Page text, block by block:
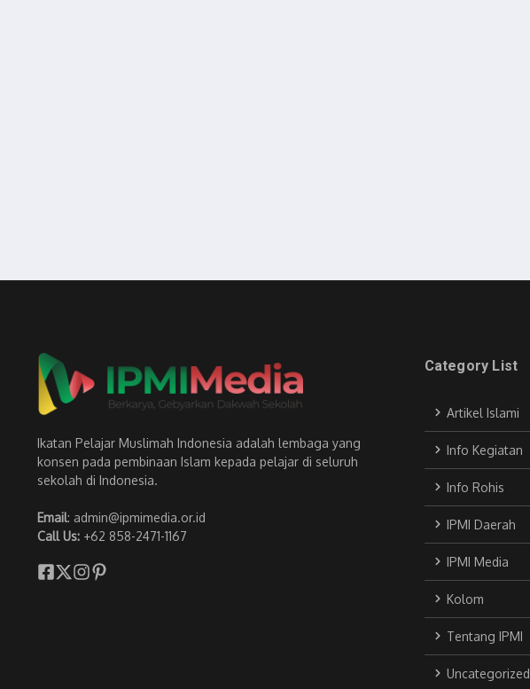
Ikatan Pelajar Muslimah Indonesia adalah lembaga yang
konsen pada pembinaan Islam kepada pelajar di seluruh
sekolah di Indonesia.
Email: admin@ipmimedia.or.id
Call Us: +62 858-2471-1167
Category List
Artikel Islami
Info Kegiatan
Info Rohis
IPMI Daerah
IPMI Media
Kolom
Tentang IPMI
Uncategorized